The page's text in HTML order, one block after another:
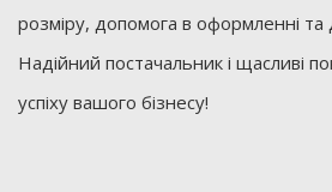
розміру, допомога в оформленні та
Надійний постачальник і щасливі
успіху вашого бізнесу!